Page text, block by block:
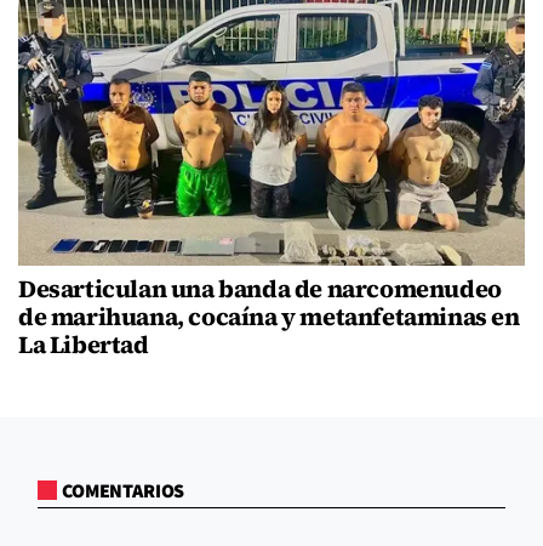
Desarticulan una banda de narcomenudeo
de marihuana, cocaína y metanfetaminas en
La Libertad
COMENTARIOS